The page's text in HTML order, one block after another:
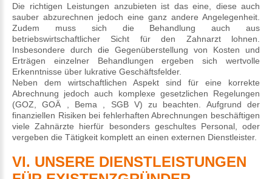
Die richtigen Leistungen anzubieten ist das eine, diese auch
sauber abzurechnen jedoch eine ganz andere Angelegenheit.
Zudem muss sich die Behandlung auch aus
betriebswirtschaftlicher Sicht für den Zahnarzt lohnen.
Insbesondere durch die Gegenüberstellung von Kosten und
Erträgen einzelner Behandlungen ergeben sich wertvolle
Erkenntnisse über lukrative Geschäftsfelder.
Neben dem wirtschaftlichen Aspekt sind für eine korrekte
Abrechnung jedoch auch komplexe gesetzlichen Regelungen
(GOZ, GOÄ , Bema , SGB V) zu beachten. Aufgrund der
finanziellen Risiken bei fehlerhaften Abrechnungen beschäftigen
viele Zahnärzte hierfür besonders geschultes Personal, oder
vergeben die Tätigkeit komplett an einen externen Dienstleister.
VI. UNSERE DIENSTLEISTUNGEN